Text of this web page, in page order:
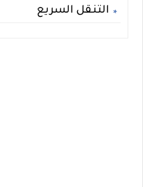
التنقل السريع